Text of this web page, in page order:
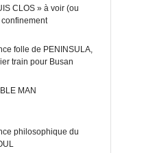
CLOS » à voir (ou
folle de PENINSULA,
train pour Busan
MAN
philosophique du